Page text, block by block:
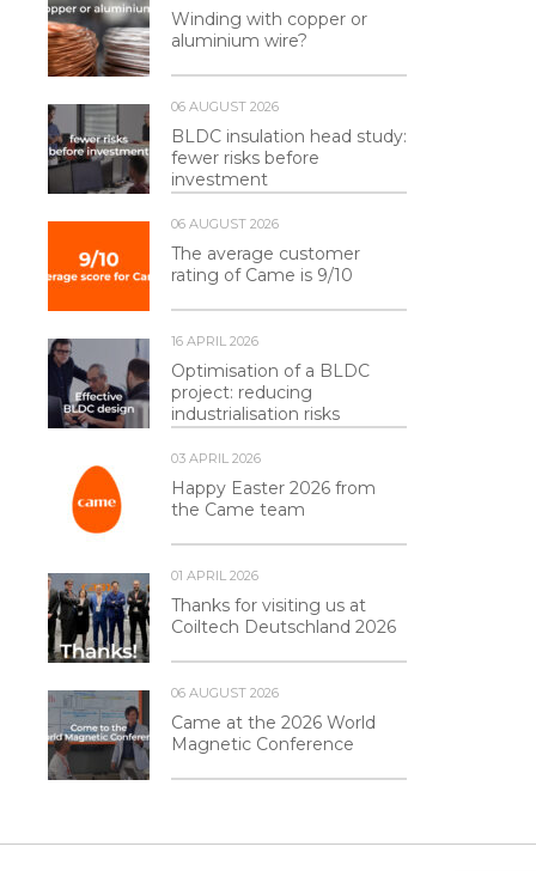
Winding with copper or
aluminium wire?
06 AUGUST 2026
BLDC insulation head study:
fewer risks before
investment
06 AUGUST 2026
The average customer
rating of Came is 9/10
16 APRIL 2026
Optimisation of a BLDC
project: reducing
industrialisation risks
03 APRIL 2026
Happy Easter 2026 from
the Came team
01 APRIL 2026
Thanks for visiting us at
Coiltech Deutschland 2026
06 AUGUST 2026
Came at the 2026 World
Magnetic Conference